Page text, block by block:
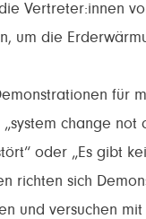
Vertreter:innen
um die
für
change
oder „Es gibt
richten sich
und versuchen